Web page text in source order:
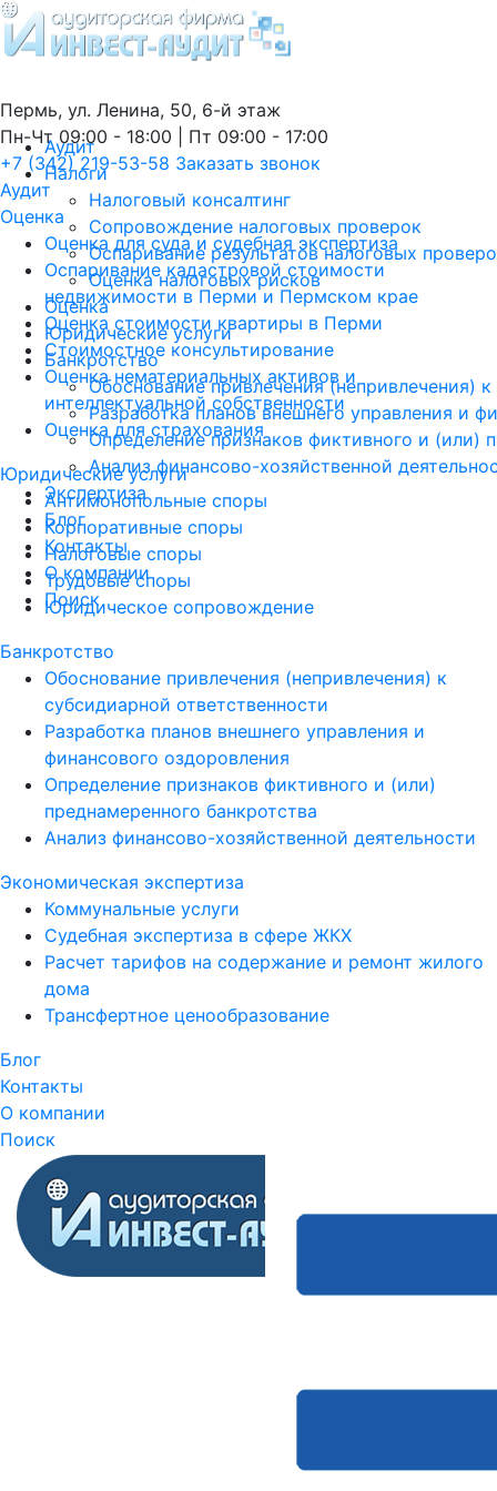
Пермь, ул. Ленина, 50, 6-й этаж
Пн-Чт 09:00 - 18:00 | Пт 09:00 - 17:00
+7 (342) 219-53-58 Заказать звонок
Аудит
Оценка
Оценка для суда и судебная экспертиза
Оспаривание кадастровой стоимости
недвижимости в Перми и Пермском крае
Оценка стоимости квартиры в Перми
Стоимостное консультирование
Оценка нематериальных активов и
интеллектуальной собственности
Оценка для страхования
Юридические услуги
Антимонопольные споры
Корпоративные споры
Налоговые споры
Трудовые споры
Юридическое сопровождение
Банкротство
Обоснование привлечения (непривлечения) к
субсидиарной ответственности
Разработка планов внешнего управления и
финансового оздоровления
Определение признаков фиктивного и (или)
преднамеренного банкротства
Анализ финансово-хозяйственной деятельности
Экономическая экспертиза
Коммунальные услуги
Судебная экспертиза в сфере ЖКХ
Расчет тарифов на содержание и ремонт жилого
дома
Трансфертное ценообразование
Блог
Контакты
О компании
Поиск
Аудит
Налоги
Налоговый консалтинг
Сопровождение налоговых проверок
Оспаривание результатов налоговых
Оценка налоговых рисков
Оценка
Юридические услуги
Банкротство
Обоснование привлечения (непривлечения)
Разработка планов внешнего управления и
Определение признаков фиктивного и (или)
Анализ финансово-хозяйственной
Экспертиза
Блог
Контакты
О компании
Поиск